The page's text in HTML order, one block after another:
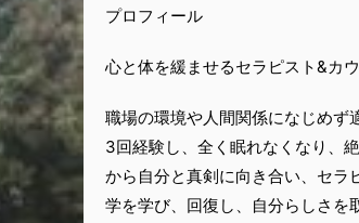
プロフィール
心と体を緩ませるセラピスト&カ
職場の環境や人間関係になじめず
3回経験し、全く眠れなくなり、
から自分と真剣に向き合い、セラ
学を学び、回復し、自分らしさを